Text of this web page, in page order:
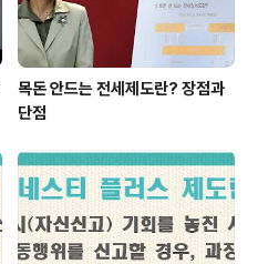
목돈 안드는 전세제도란? 장점과
단점